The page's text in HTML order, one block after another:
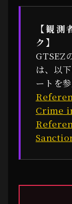
【観
ク】
GTSEZ
は、以
ートを参
Crime